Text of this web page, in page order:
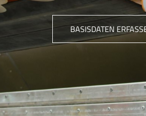
BASISDATEN